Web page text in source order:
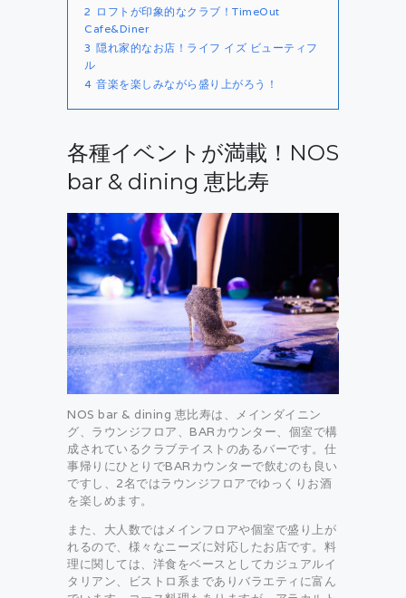
2 ロフトが印象的なクラブ！TimeOut
Cafe&Diner
3 隠れ家的なお店！ライフ イズ ビューティフ
ル
4 音楽を楽しみながら盛り上がろう！
各種イベントが満載！NOS
bar & dining 恵比寿
NOS bar & dining 恵比寿は、メインダイニン
グ、ラウンジフロア、BARカウンター、個室で構
成されているクラブテイストのあるバーです。仕
事帰りにひとりでBARカウンターで飲むのも良い
ですし、2名ではラウンジフロアでゆっくりお酒
を楽しめます。
また、大人数ではメインフロアや個室で盛り上が
れるので、様々なニーズに対応したお店です。料
理に関しては、洋食をベースとしてカジュアルイ
タリアン、ビストロ系までありバラエティに富ん